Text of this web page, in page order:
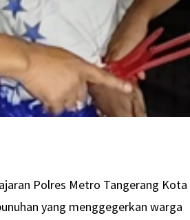
Polres Metro Tangerang Kota
yang menggegerkan warga